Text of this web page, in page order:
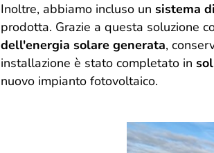
Inoltre, abbiamo incluso un sistema
prodotta. Grazie a questa soluzione
dell'energia solare generata,
installazione è stato completato in
nuovo impianto fotovoltaico.